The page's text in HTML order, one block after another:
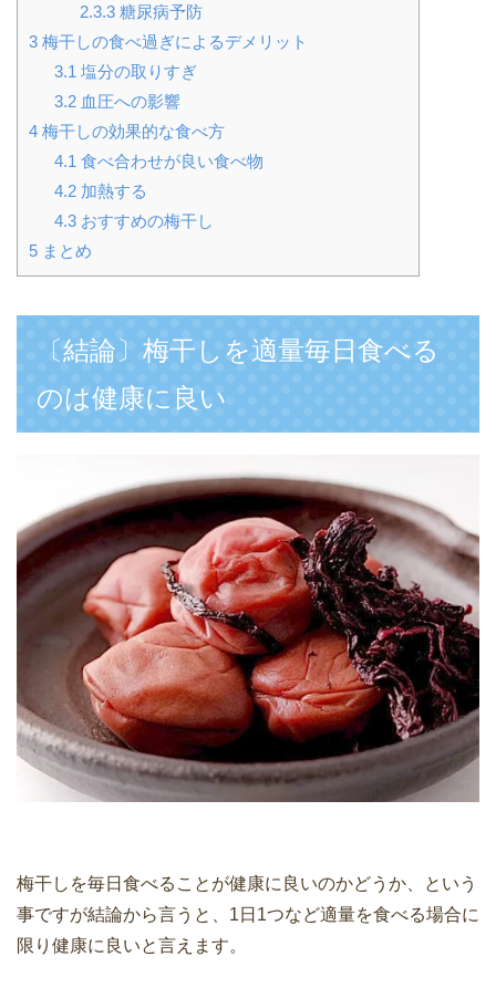
2.3.3糖尿病予防
3 梅干しの食べ過ぎによるデメリット
3.1 塩分の取りすぎ
3.2血圧への影響
4 梅干しの効果的な食べ方
4.1 食べ合わせが良い食べ物
4.2加熱する
4.3おすすめの梅干し
5 まとめ
〔結論〕梅干しを適量毎日食べる
のは健康に良い
梅干しを毎日食べることが健康に良いのかどうか、という
事ですが結論から言うと、1日1つなど適量を食べる場合に
限り健康に良いと言えます。